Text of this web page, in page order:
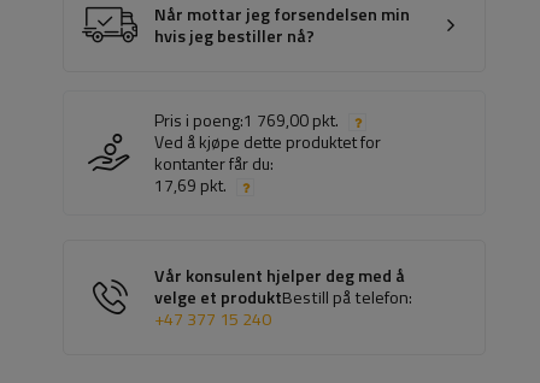
Når mottar jeg forsendelsen min
hvis jeg bestiller nå?
Pris i poeng:1 769,00 pkt.
Ved å kjøpe dette produktet for
kontanter får du:
17,69 pkt.
Vår konsulent hjelper deg med å
velge et produktBestill på telefon:
+47 377 15 240